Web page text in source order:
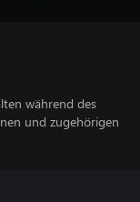
während des
und zugehörigen